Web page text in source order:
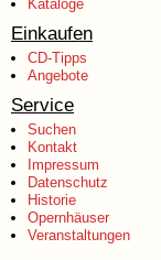
Kataloge
Einkaufen
CD-Tipps
Angebote
Service
Suchen
Kontakt
Impressum
Datenschutz
Historie
Opernhäuser
Veranstaltungen